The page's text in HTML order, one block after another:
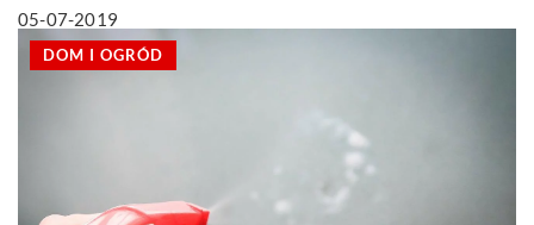
05-07-2019
DOM I OGRÓD